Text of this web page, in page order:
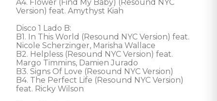
A4. Flower (Find My Baby) (Resound NYC
Version) feat. Amythyst Kiah
Disco 1 Lado B:
B1. In This World (Resound NYC Version) feat.
Nicole Scherzinger, Marisha Wallace
B2. Helpless (Resound NYC Version) feat.
Margo Timmins, Damien Jurado
B3. Signs Of Love (Resound NYC Version)
B4. The Perfect Life (Resound NYC Version)
feat. Ricky Wilson